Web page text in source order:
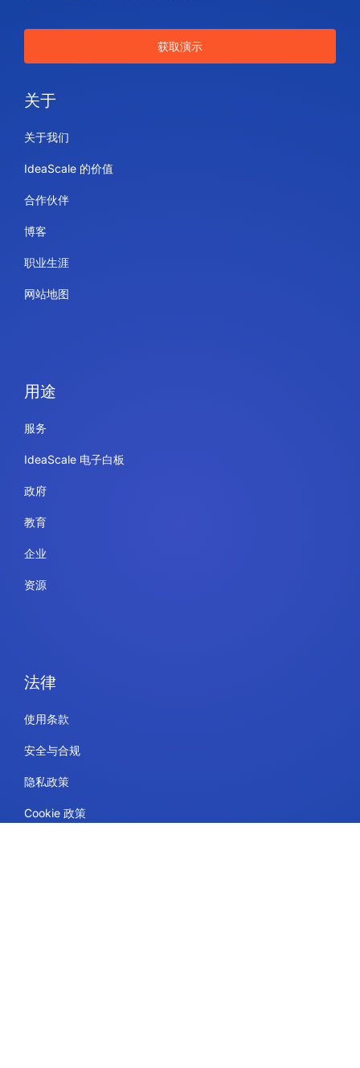
获取演示
关于
关于我们
IdeaScale 的价值
合作伙伴
博客
职业生涯
网站地图
用途
服务
IdeaScale 电子白板
政府
教育
企业
资源
法律
使用条款
安全与合规
隐私政策
Cookie 政策